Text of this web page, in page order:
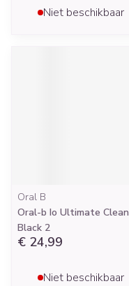
Niet beschikbaar
Oral B
Oral-b Io Ultimate Clean
Black 2
€ 24,99
Niet beschikbaar